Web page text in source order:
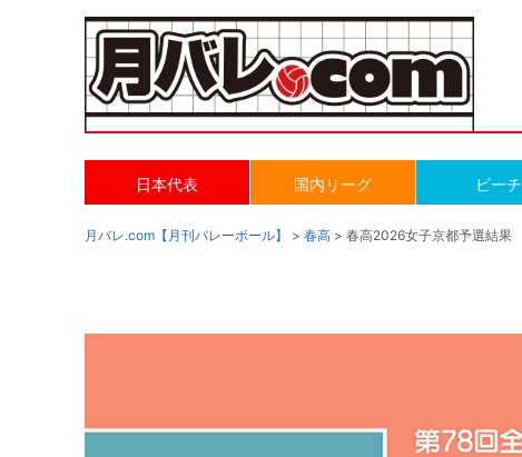
日本代表 国内リーグ ビーチ
月バレ.com【月刊バレーボール】 > 春高 > 春高2026女子京都予選結果